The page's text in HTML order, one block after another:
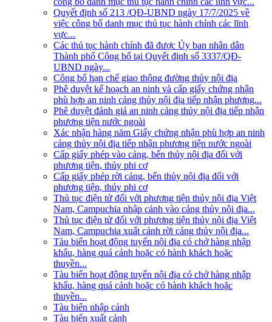
Quyết định số 213 /QĐ-UBND ngày 17/7/2025 về
việc công bố danh mục thủ tục hành chính các lĩnh
vực...
Các thủ tục hành chính đã được Ủy ban nhân dân
Thành phố Công bố tại Quyết định số 3337/QĐ-
UBND ngày...
Công bố hạn chế giao thông đường thủy nội địa
Phê duyệt kế hoạch an ninh và cấp giấy chứng nhận
phù hợp an ninh cảng thủy nội địa tiếp nhận phương...
Phê duyệt đánh giá an ninh cảng thủy nội địa tiếp nhận
phương tiện nước ngoài
Xác nhận hàng năm Giấy chứng nhận phù hợp an ninh
cảng thủy nội địa tiếp nhận phương tiện nước ngoài
Cấp giấy phép vào cảng, bến thủy nội địa đối với
phương tiện, thủy phi cơ
Cấp giấy phép rời cảng, bến thủy nội địa đối với
phương tiện, thủy phi cơ
Thủ tục điện tử đối với phương tiện thủy nội địa Việt
Nam, Campuchia nhập cảnh vào cảng thủy nội địa...
Thủ tục điện tử đối với phương tiện thủy nội địa Việt
Nam, Campuchia xuất cảnh rời cảng thủy nội địa...
Tàu biển hoạt động tuyến nội địa có chở hàng nhập
khẩu, hàng quá cảnh hoặc có hành khách hoặc
thuyền...
Tàu biển hoạt động tuyến nội địa có chở hàng nhập
khẩu, hàng quá cảnh hoặc có hành khách hoặc
thuyền...
Tàu biển nhập cảnh
Tàu biển xuất cảnh